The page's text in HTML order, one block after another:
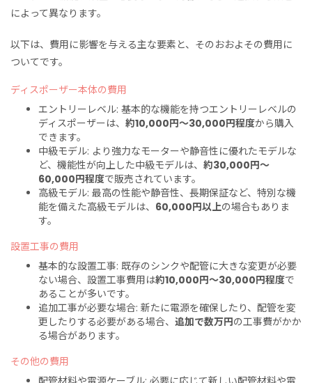
によって異なります。
以下は、費用に影響を与える主な要素と、そのおおよその費用に
ついてです。
ディスポーザー本体の費用
エントリーレベル: 基本的な機能を持つエントリーレベルの
ディスポーザーは、 約10,000円～30,000円程度から購入
できます。
中級モデル: より強力なモーターや静音性に優れたモデルな
ど、機能性が向上した中級モデルは、 約30,000円～
60,000円程度で販売されています。
高級モデル: 最高の性能や静音性、長期保証など、特別な機
能を備えた高級モデルは、 60,000円以上の場合もありま
す。
設置工事の費用
基本的な設置工事: 既存のシンクや配管に大きな変更が必要
ない場合、設置工事費用は約10,000円～30,000円程度で
あることが多いです。
追加工事が必要な場合: 新たに電源を確保したり、配管を変
更したりする必要がある場合、 追加で数万円の工事費がかか
る場合があります。
その他の費用